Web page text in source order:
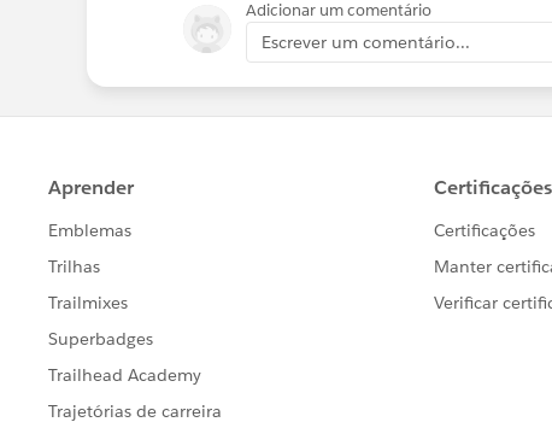
Adicionar um comentário
Escrever um comentário...